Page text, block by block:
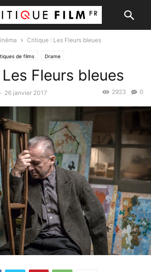
Critique : Les Fleurs bleues
de films Drame
Fleurs bleues
- 26 janvier 2017 0
2923